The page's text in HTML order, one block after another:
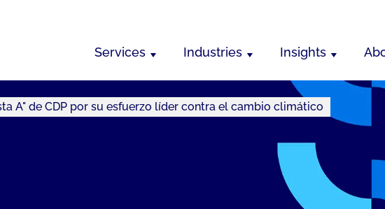
Services Industries Insights
A" de CDP por su esfuerzo líder contra el cambio climático